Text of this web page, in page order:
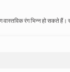
वास्तविक रंग भिन्न हो सकते